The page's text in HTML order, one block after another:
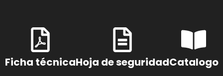
Ficha técnicaHoja de seguridadCatalogo